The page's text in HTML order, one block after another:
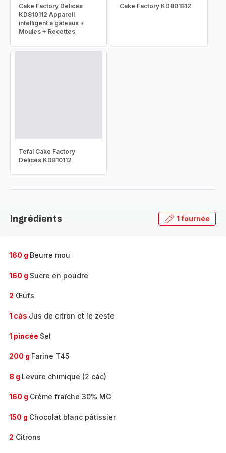
Cake Factory Délices
KD810112 Appareil
intelligent à gateaux +
Moules + Recettes
Cake Factory KD801812
Tefal Cake Factory
Délices KD810112
Ingrédients 1 fournée
160 g Beurre mou
160 g Sucre en poudre
2 Œufs
1 càs Jus de citron et le zeste
1 pincée Sel
200 g Farine T45
8 g Levure chimique (2 càc)
160 g Crème fraîche 30% MG
150 g Chocolat blanc pâtissier
2 Citrons